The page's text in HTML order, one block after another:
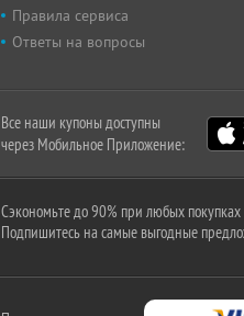
Правила сервиса
Ответы на вопросы
Все наши купоны доступны
через Мобильное Приложение:
Сэкономьте до 90% при любых покупках
Подпишитесь на самые выгодные